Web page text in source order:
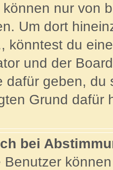
nur von
Um dort
könntest du
und der
dafür geben,
Grund dafür
bei
Benutzer